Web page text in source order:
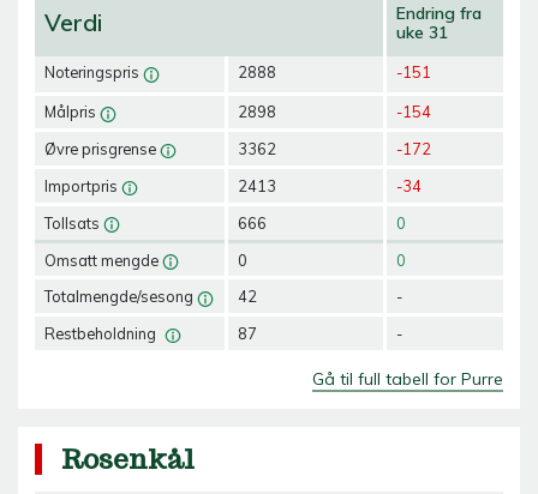
Verdi
Noteringspris
Målpris
Øvre prisgrense
Importpris
Tollsats
Omsatt mengde
Totalmengde/sesong
Restbeholdning
2888
2898
3362
2413
666
0
42
87
Endring fra
uke 31
-151
-154
-172
-34
0
0
-
-
Gå til full tabell for Purre
Rosenkål